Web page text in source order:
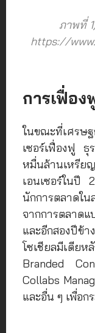
ภาพที่
https://
การเฟื่อง
ในขณะที่เศรษฐ
เซอร์เฟื่องฟู
หมื่นล้านเหรีย
เอนเซอร์ใน
นักการตลาดใน
จากการตลาดแ
และอีกสองปีข้
โซเชียลมีเดีย
Branded
Collabs
และอื่น ๆ เพื่อก